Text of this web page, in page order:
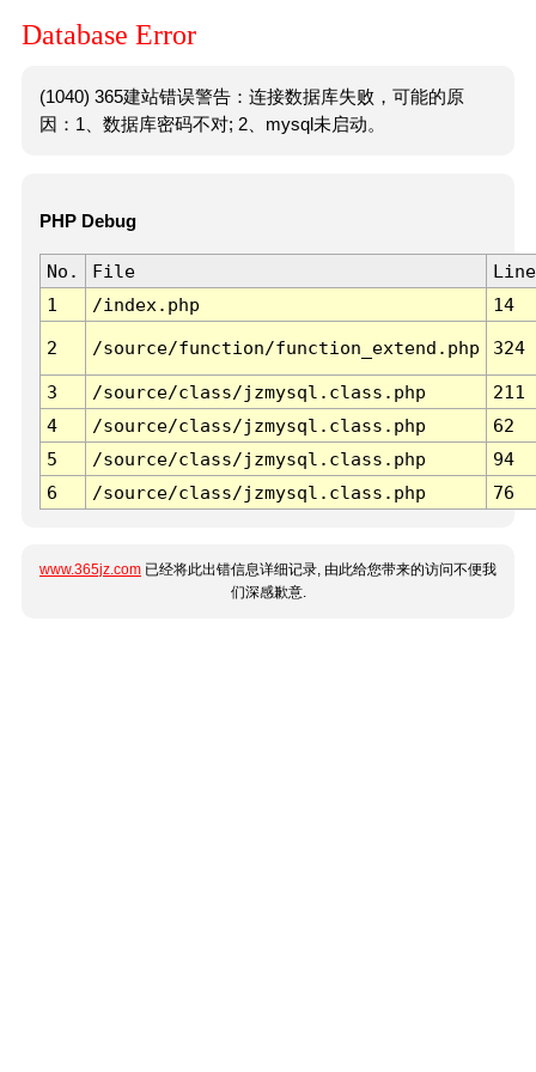
Database Error
(1040) 365建站错误警告：连接数据库失败，可能的原
因：1、数据库密码不对; 2、mysql未启动。
PHP Debug
No. File
Line
1
/index.php 14
2 /source/function/function_extend.php 324
3 /source/class/jzmysql.class.php
211
4
/source/class/jzmysql.class.php
62
5
/source/class/jzmysql.class.php
94
6
/source/class/jzmysql.class.php 76
www.365jz.com 已经将此出错信息详细记录, 由此给您带来的访问不便我
们深感歉意.